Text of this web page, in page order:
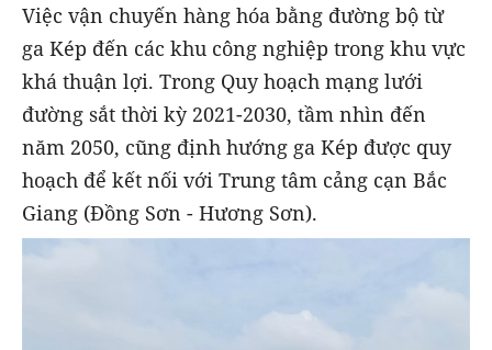
Việc vận chuyến hàng hóa bằng đường bộ từ
ga Kép đến các khu công nghiệp trong khu vực
khá thuận lợi. Trong Quy hoạch mạng lưới
đường sắt thời kỳ 2021-2030, tầm nhìn đến
năm 2050, cũng định hướng ga Kép được quy
hoạch để kết nối với Trung tâm cảng cạn Bắc
Giang (Đồng Sơn - Hương Sơn).